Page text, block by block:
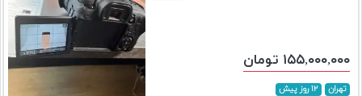
۱۵۵,۰۰۰,۰۰۰ تومان
تهران ۱۲ روز پیش